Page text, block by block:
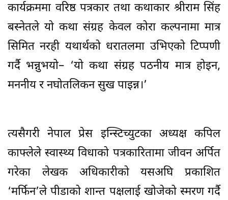
कार्यक्रममा वरिष्ठ पत्रकार तथा कथाकार श्रीराम सिंह
बस्नेतले यो कथा संग्रह केवल कोरा कल्पनामा मात्र
सिमित नरही यथार्थको धरातलमा उभिएको टिप्पणी
गर्दै भन्नुभयो– ‘यो कथा संग्रह पठनीय मात्र होइन,
मननीय र नघोतलिकन सुख पाइन्न।’
त्यसैगरी नेपाल प्रेस इन्स्टिच्युटका अध्यक्ष कपिल
काफ्लेले स्वास्थ्य विधाको पत्रकारितामा जीवन अर्पित
गरेका लेखक अधिकारीको यसअघि प्रकाशित
‘मर्फिन’ले पीडाको शान्त पक्षलाई खोजेको स्मरण गर्दै